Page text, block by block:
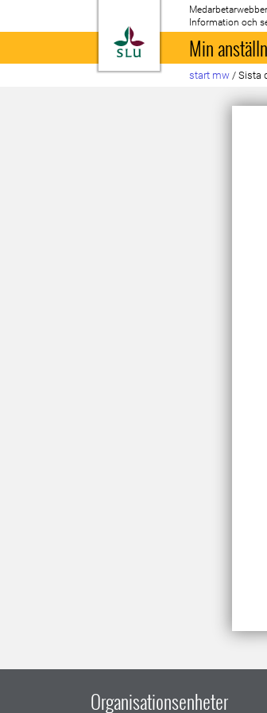
Till startsida
Information och
Min
start mw / Sista
Organisationsenheter